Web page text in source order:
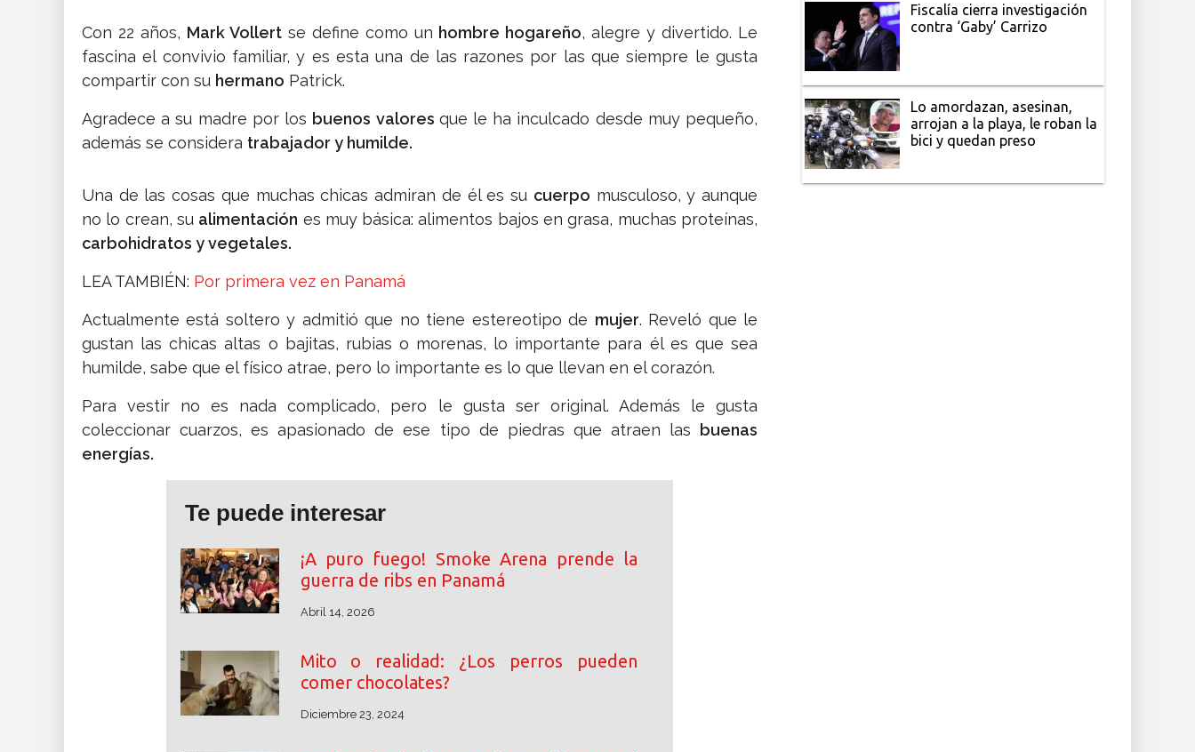
Con 22 años, Mark Vollert se define como un hombre hogareño, alegre y divertido. Le
fascina el convivio familiar, y es esta una de las razones por las que siempre le gusta
compartir con su hermano Patrick.
Agradece a su madre por los buenos valores que le ha inculcado desde muy pequeño,
además se considera trabajador y humilde.
Una de las cosas que muchas chicas admiran de él es su cuerpo musculoso, y aunque
no lo crean, su alimentación es muy básica: alimentos bajos en grasa, muchas proteínas,
carbohidratos y vegetales.
LEA TAMBIÉN: Por primera vez en Panamá
Actualmente está soltero y admitió que no tiene estereotipo de mujer. Reveló que le
gustan las chicas altas o bajitas, rubias o morenas, lo importante para él es que sea
humilde, sabe que el físico atrae, pero lo importante es lo que llevan en el corazón.
Para vestir no es nada complicado, pero le gusta ser original. Además le gusta
coleccionar cuarzos, es apasionado de ese tipo de piedras que atraen las
buenas
energías.
Te puede interesar
¡A puro fuego! Smoke Arena prende la
guerra de ribs en Panamá
Abril 14, 2026
Mito o realidad: ¿Los perros pueden
comer chocolates?
Diciembre 23, 2024
Fiscalía cierra investigación
contra ‘Gaby’ Carrizo
Lo amordazan, asesinan,
arrojan a la playa, le roban la
bici y quedan preso